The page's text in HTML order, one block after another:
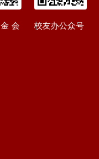
会 校友办公众号